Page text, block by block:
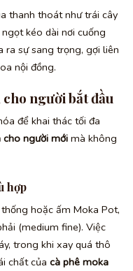
thanh thoát như trái cây
kéo dài nơi cuống
ra sự sang trọng, gợi liên
nội đồng.
người bắt đầu
để khai thác tối đa
cho người mới mà không
hợp
hoặc ấm Moka Pot,
(medium fine). Việc
trong khi xay quá thô
chất của cà phê moka